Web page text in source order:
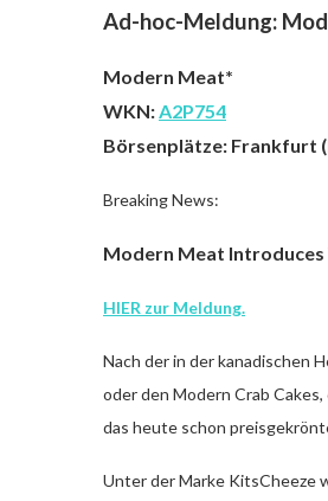
Ad-hoc-Meldung:
Modern Meat*
WKN:A2P754
Börsenplätze: Frankfurt
Breaking News:
Modern Meat Introduces
HIER zur Meldung.
Nach der in der kanadischen
oder den Modern Crab
das heute schon
Unter der Marke KitsCheeze